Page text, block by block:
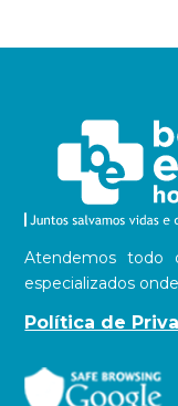
Atendemos todo
especializados
Política de